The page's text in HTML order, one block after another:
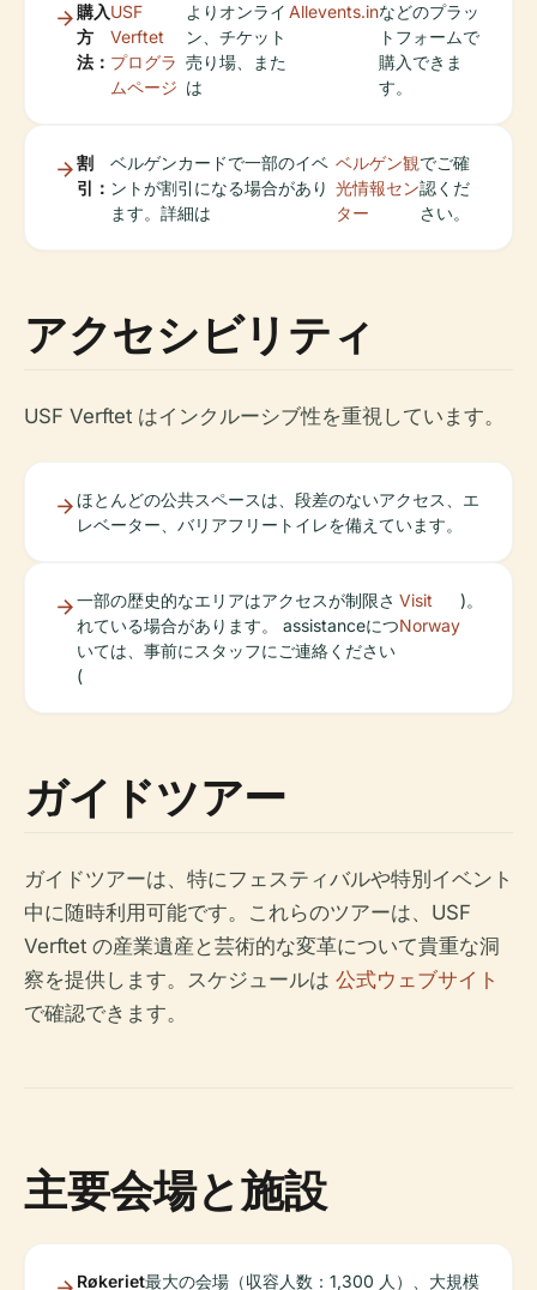
購入
方
法：
USF
Verftet
プログラ
ムページ
よりオンライ
ン、チケット
売り場、また
は
Allevents.inなどのプラッ
トフォームで
購入できま
す。
割
引：
ベルゲンカードで一部のイベ
ントが割引になる場合があり
ます。詳細は
ベルゲン観
光情報セン
ター
でご確
認くだ
さい。
アクセシビリティ
USF Verftet はインクルーシブ性を重視しています。
ほとんどの公共スペースは、段差のないアクセス、エ
レベーター、バリアフリートイレを備えています。
一部の歴史的なエリアはアクセスが制限さ
れている場合があります。 assistanceにつ
いては、事前にスタッフにご連絡ください
(
Visit
Norway
)。
ガイドツアー
ガイドツアーは、特にフェスティバルや特別イベント
中に随時利用可能です。これらのツアーは、USF
Verftet の産業遺産と芸術的な変革について貴重な洞
察を提供します。スケジュールは 公式ウェブサイト
で確認できます。
主要会場と施設
Røkeriet最大の会場（収容人数：1,300 人）、大規模